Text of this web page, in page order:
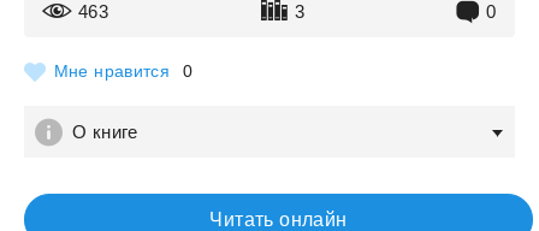
463 3 0
Мне нравится 0
О книге
Читать онлайн